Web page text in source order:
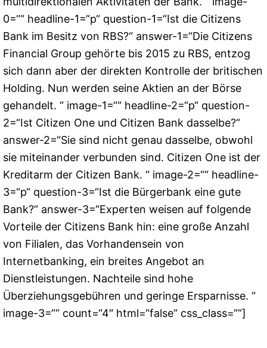
0=““ headline-1=“p“ question-1=“Ist die Citizens
Bank im Besitz von RBS?“ answer-1=“Die Citizens
Financial Group gehörte bis 2015 zu RBS, entzog
sich dann aber der direkten Kontrolle der britischen
Holding. Nun werden seine Aktien an der Börse
gehandelt. “ image-1=““ headline-2=“p“ question-
2=“Ist Citizen One und Citizen Bank dasselbe?“
answer-2=“Sie sind nicht genau dasselbe, obwohl
sie miteinander verbunden sind. Citizen One ist der
Kreditarm der Citizen Bank. “ image-2=““ headline-
3=“p“ question-3=“Ist die Bürgerbank eine gute
Bank?“ answer-3=“Experten weisen auf folgende
Vorteile der Citizens Bank hin: eine große Anzahl
von Filialen, das Vorhandensein von
Internetbanking, ein breites Angebot an
Dienstleistungen. Nachteile sind hohe
Überziehungsgebühren und geringe Ersparnisse. “
image-3=““ count=“4″ html=“false“ css_class=““]